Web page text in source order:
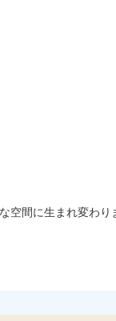
空間に生まれ変わり